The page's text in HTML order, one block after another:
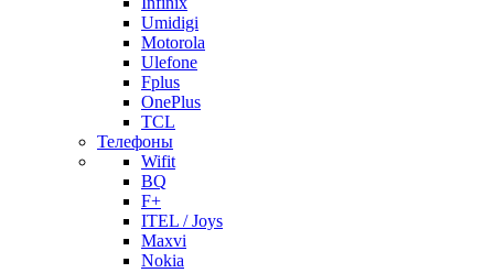
Umidigi
Motorola
Ulefone
Fplus
OnePlus
TCL
Телефоны
Wifit
BQ
F+
ITEL / Joys
Maxvi
Nokia